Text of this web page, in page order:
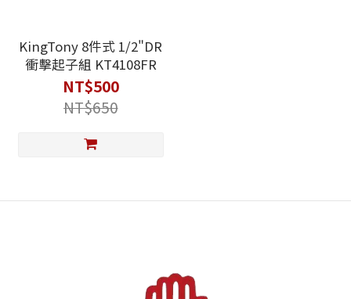
KingTony 8件式 1/2"DR
衝擊起子組 KT4108FR
NT$500
NT$650